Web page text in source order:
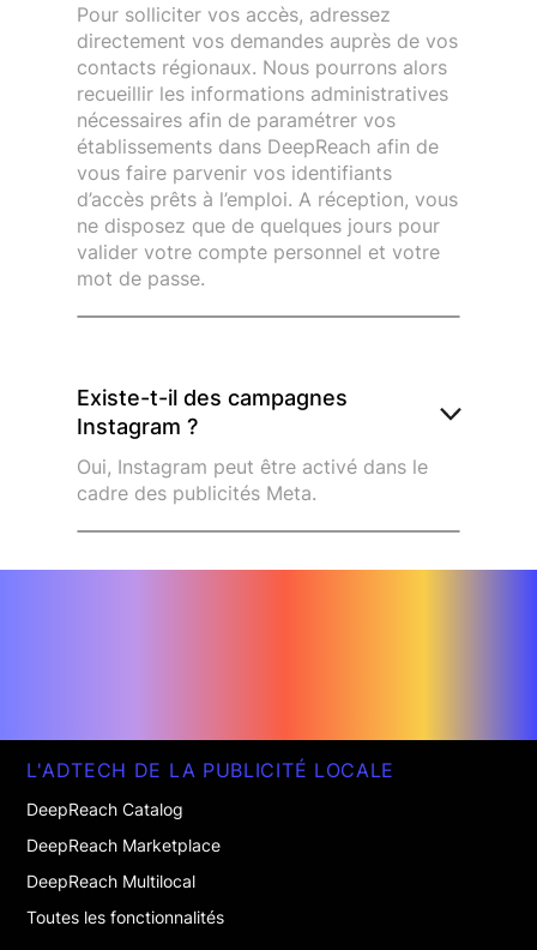
Pour solliciter vos accès, adressez
directement vos demandes auprès de vos
contacts régionaux. Nous pourrons alors
recueillir les informations administratives
nécessaires afin de paramétrer vos
établissements dans DeepReach afin de
vous faire parvenir vos identifiants
d’accès prêts à l’emploi. A réception, vous
ne disposez que de quelques jours pour
valider votre compte personnel et votre
mot de passe.
Existe-t-il des campagnes
Instagram ?
Oui, Instagram peut être activé dans le
cadre des publicités Meta.
L'ADTECH DE LA PUBLICITÉ LOCALE
DeepReach Catalog
DeepReach Marketplace
DeepReach Multilocal
Toutes les fonctionnalités